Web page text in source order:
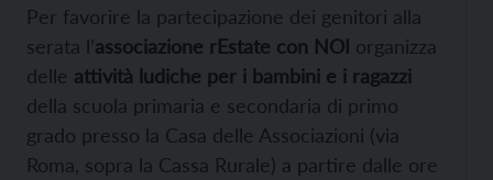
Per favorire la partecipazione dei genitori alla
serata l’associazione rEstate con NOI organizza
delle attività ludiche per i bambini e i ragazzi
della scuola primaria e secondaria di primo
grado presso la Casa delle Associazioni (via
Roma, sopra la Cassa Rurale) a partire dalle ore